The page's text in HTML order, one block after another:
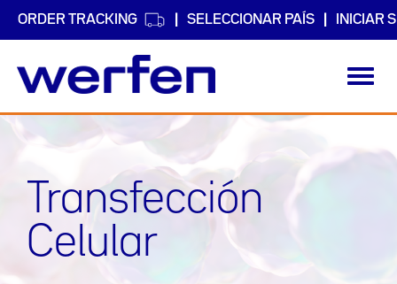
ORDER TRACKING SELECCIONAR PAÍS INICIAR
Transfección
Celular